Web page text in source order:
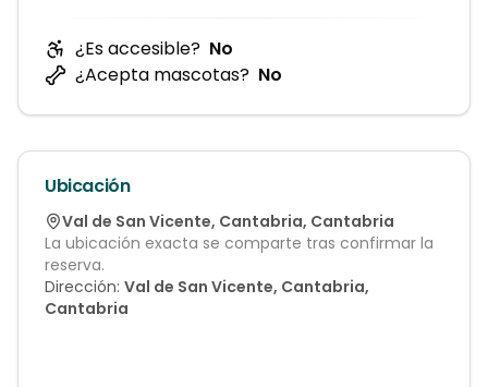
¿Es accesible? No
¿Acepta mascotas? No
Ubicación
Val de San Vicente, Cantabria, Cantabria
La ubicación exacta se comparte tras confirmar la
reserva.
Dirección: Val de San Vicente, Cantabria,
Cantabria